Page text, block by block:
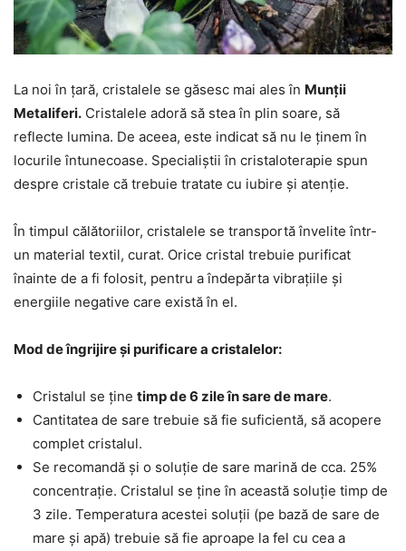
La noi în țară, cristalele se găsesc mai ales în Munții
Metaliferi. Cristalele adoră să stea în plin soare, să
reflecte lumina. De aceea, este indicat să nu le ținem în
locurile întunecoase. Specialiștii în cristaloterapie spun
despre cristale că trebuie tratate cu iubire și atenție.
În timpul călătoriilor, cristalele se transportă învelite într-
un material textil, curat. Orice cristal trebuie purificat
înainte de a fi folosit, pentru a îndepărta vibrațiile și
energiile negative care există în el.
Mod de îngrijire și purificare a cristalelor:
Cristalul se ține timp de 6 zile în sare de mare.
Cantitatea de sare trebuie să fie suficientă, să acopere
complet cristalul.
Se recomandă și o soluție de sare marină de cca. 25%
concentrație. Cristalul se ține în această soluție timp de
3 zile. Temperatura acestei soluții (pe bază de sare de
mare și apă) trebuie să fie aproape la fel cu cea a